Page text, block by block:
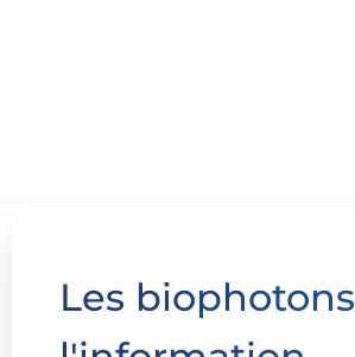
Les biophotons